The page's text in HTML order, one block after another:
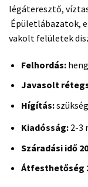
légáteresztő,
Épületlábazatok,
vakolt felületek
Felhordás:
Javasolt
Hígítás:
Kiadósság:2-3
Száradási idő
Átfesthetőség